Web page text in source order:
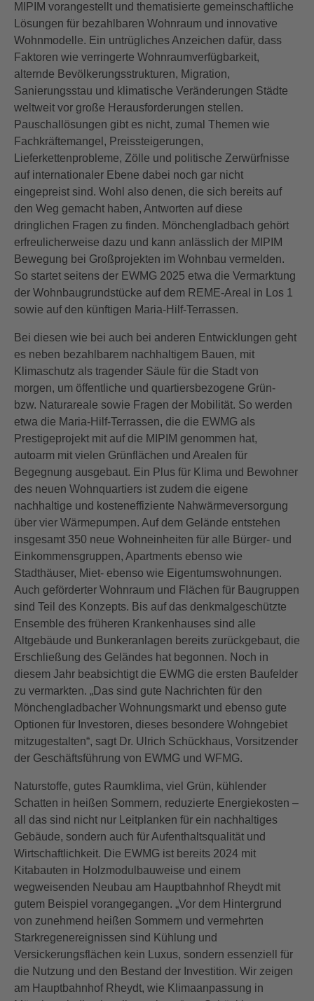
MIPIM vorangestellt und thematisierte gemeinschaftliche
Lösungen für bezahlbaren Wohnraum und innovative
Wohnmodelle. Ein untrügliches Anzeichen dafür, dass
Faktoren wie verringerte Wohnraumverfügbarkeit,
alternde Bevölkerungsstrukturen, Migration,
Sanierungsstau und klimatische Veränderungen Städte
weltweit vor große Herausforderungen stellen.
Pauschallösungen gibt es nicht, zumal Themen wie
Fachkräftemangel, Preissteigerungen,
Lieferkettenprobleme, Zölle und politische Zerwürfnisse
auf internationaler Ebene dabei noch gar nicht
eingepreist sind. Wohl also denen, die sich bereits auf
den Weg gemacht haben, Antworten auf diese
dringlichen Fragen zu finden. Mönchengladbach gehört
erfreulicherweise dazu und kann anlässlich der MIPIM
Bewegung bei Großprojekten im Wohnbau vermelden.
So startet seitens der EWMG 2025 etwa die Vermarktung
der Wohnbaugrundstücke auf dem REME-Areal in Los 1
sowie auf den künftigen Maria-Hilf-Terrassen.
Bei diesen wie bei auch bei anderen Entwicklungen geht
es neben bezahlbarem nachhaltigem Bauen, mit
Klimaschutz als tragender Säule für die Stadt von
morgen, um öffentliche und quartiersbezogene Grün-
bzw. Naturareale sowie Fragen der Mobilität. So werden
etwa die Maria-Hilf-Terrassen, die die EWMG als
Prestigeprojekt mit auf die MIPIM genommen hat,
autoarm mit vielen Grünflächen und Arealen für
Begegnung ausgebaut. Ein Plus für Klima und Bewohner
des neuen Wohnquartiers ist zudem die eigene
nachhaltige und kosteneffiziente Nahwärmeversorgung
über vier Wärmepumpen. Auf dem Gelände entstehen
insgesamt 350 neue Wohneinheiten für alle Bürger- und
Einkommensgruppen, Apartments ebenso wie
Stadthäuser, Miet- ebenso wie Eigentumswohnungen.
Auch geförderter Wohnraum und Flächen für Baugruppen
sind Teil des Konzepts. Bis auf das denkmalgeschützte
Ensemble des früheren Krankenhauses sind alle
Altgebäude und Bunkeranlagen bereits zurückgebaut, die
Erschließung des Geländes hat begonnen. Noch in
diesem Jahr beabsichtigt die EWMG die ersten Baufelder
zu vermarkten. „Das sind gute Nachrichten für den
Mönchengladbacher Wohnungsmarkt und ebenso gute
Optionen für Investoren, dieses besondere Wohngebiet
mitzugestalten“, sagt Dr. Ulrich Schückhaus, Vorsitzender
der Geschäftsführung von EWMG und WFMG.
Naturstoffe, gutes Raumklima, viel Grün, kühlender
Schatten in heißen Sommern, reduzierte Energiekosten –
all das sind nicht nur Leitplanken für ein nachhaltiges
Gebäude, sondern auch für Aufenthaltsqualität und
Wirtschaftlichkeit. Die EWMG ist bereits 2024 mit
Kitabauten in Holzmodulbauweise und einem
wegweisenden Neubau am Hauptbahnhof Rheydt mit
gutem Beispiel vorangegangen. „Vor dem Hintergrund
von zunehmend heißen Sommern und vermehrten
Starkregenereignissen sind Kühlung und
Versickerungsflächen kein Luxus, sondern essenziell für
die Nutzung und den Bestand der Investition. Wir zeigen
am Hauptbahnhof Rheydt, wie Klimaanpassung in